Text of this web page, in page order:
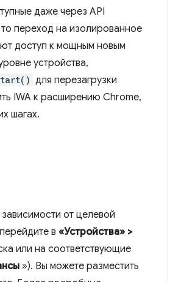
даже через API
то переход на изолированное
доступ к мощным новым
устройства,
для перезагрузки
IWA к расширению Chrome,
шагах.
от целевой
в «Устройства» >
или на соответствующие
»). Вы можете разместить